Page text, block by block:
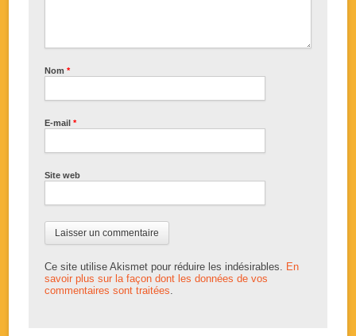
Nom*
E-mail*
Site web
Ce site utilise Akismet pour réduire les indésirables. En
savoir plus sur la façon dont les données de vos
commentaires sont traitées.